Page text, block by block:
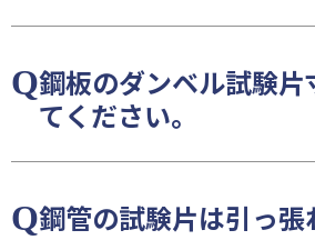
鋼板のダンベル試験片
てください。
鋼管の試験片は引っ張